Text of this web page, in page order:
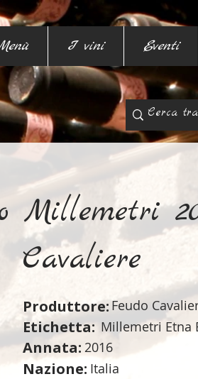
I vini Eventi
Millemetri
Cavaliere
Produttore:Feudo
Etichetta: Millemetri Etna
Annata: 2016
Nazione: Italia